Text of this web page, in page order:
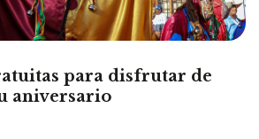
para disfrutar de
aniversario